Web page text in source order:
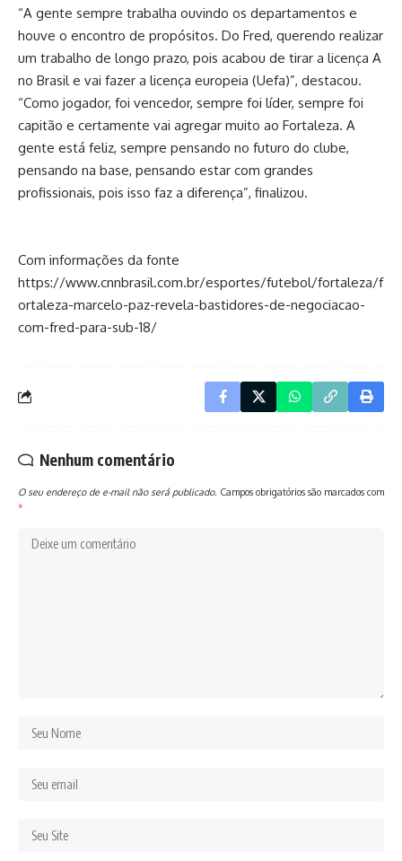
“A gente sempre trabalha ouvindo os departamentos e
houve o encontro de propósitos. Do Fred, querendo realizar
um trabalho de longo prazo, pois acabou de tirar a licença A
no Brasil e vai fazer a licença europeia (Uefa)”, destacou.
“Como jogador, foi vencedor, sempre foi líder, sempre foi
capitão e certamente vai agregar muito ao Fortaleza. A
gente está feliz, sempre pensando no futuro do clube,
pensando na base, pensando estar com grandes
profissionais, pois isso faz a diferença”, finalizou.
Com informações da fonte
https://www.cnnbrasil.com.br/esportes/futebol/fortaleza/f
ortaleza-marcelo-paz-revela-bastidores-de-negociacao-
com-fred-para-sub-18/
Nenhum comentário
O seu endereço de e-mail não será publicado. Campos obrigatórios são marcados com
*